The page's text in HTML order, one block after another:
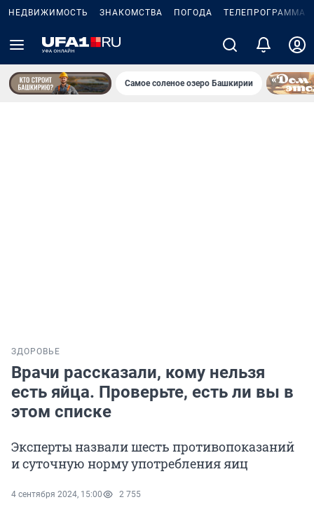
НЕДВИЖИМОСТЬ ЗНАКОМСТВА ПОГОДА ТЕЛЕПРОГРАММА
Самое соленое озеро Башкирии
ЗДОРОВЬЕ
Врачи рассказали, кому нельзя
есть яйца. Проверьте, есть ли вы в
этом спиcке
Эксперты назвали шесть противопоказаний
и суточную норму употребления яиц
4 сентября 2024, 15:00 2 755